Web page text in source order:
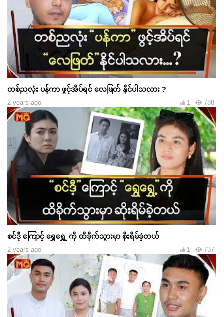
တစ်ညလုံး ပန်ကာ ဖွင့်အိပ်ရင် လေဖြတ် နိုင်ပါသလား ?
2 years ago 788
1
စင်ဒီ့ ကြောင့် ရွှေရွှေ့ ကို ထိခိုက်သွားမှာ စိုးရိမ်ခဲ့တယ်
2 years ago 737
1